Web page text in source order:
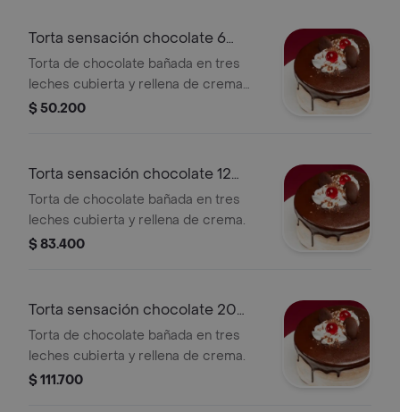
Torta sensación chocolate 6
porciones
Torta de chocolate bañada en tres
leches cubierta y rellena de crema
batida.
$ 50.200
Torta sensación chocolate 12
porciones
Torta de chocolate bañada en tres
leches cubierta y rellena de crema.
$ 83.400
Torta sensación chocolate 20
porciones
Torta de chocolate bañada en tres
leches cubierta y rellena de crema.
$ 111.700